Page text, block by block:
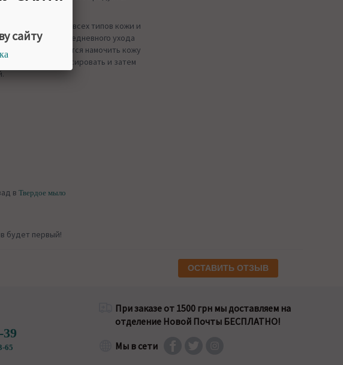
подходит для всех типов кожи и
во время ежедневного ухода
рекомендуется намочить кожу
кожу, мягко помассировать и затем
вТвердое мыло
будет первый!
ОСТАВИТЬ ОТЗЫВ
39
65
При заказе от 1500 грн мы доставляем на
отделение Новой Почты БЕСПЛАТНО!
Мы в сети
сайту